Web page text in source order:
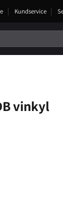
Kundservice
vinkyl